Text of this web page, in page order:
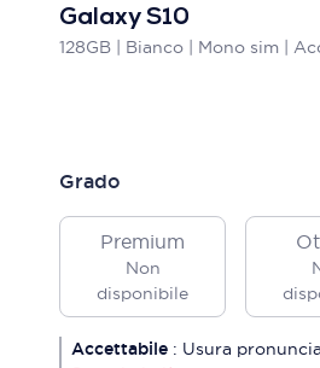
Galaxy S10
128GB | Bianco | Mono sim |
Grado
Premium
Non
disponibile
Accettabile : Usura